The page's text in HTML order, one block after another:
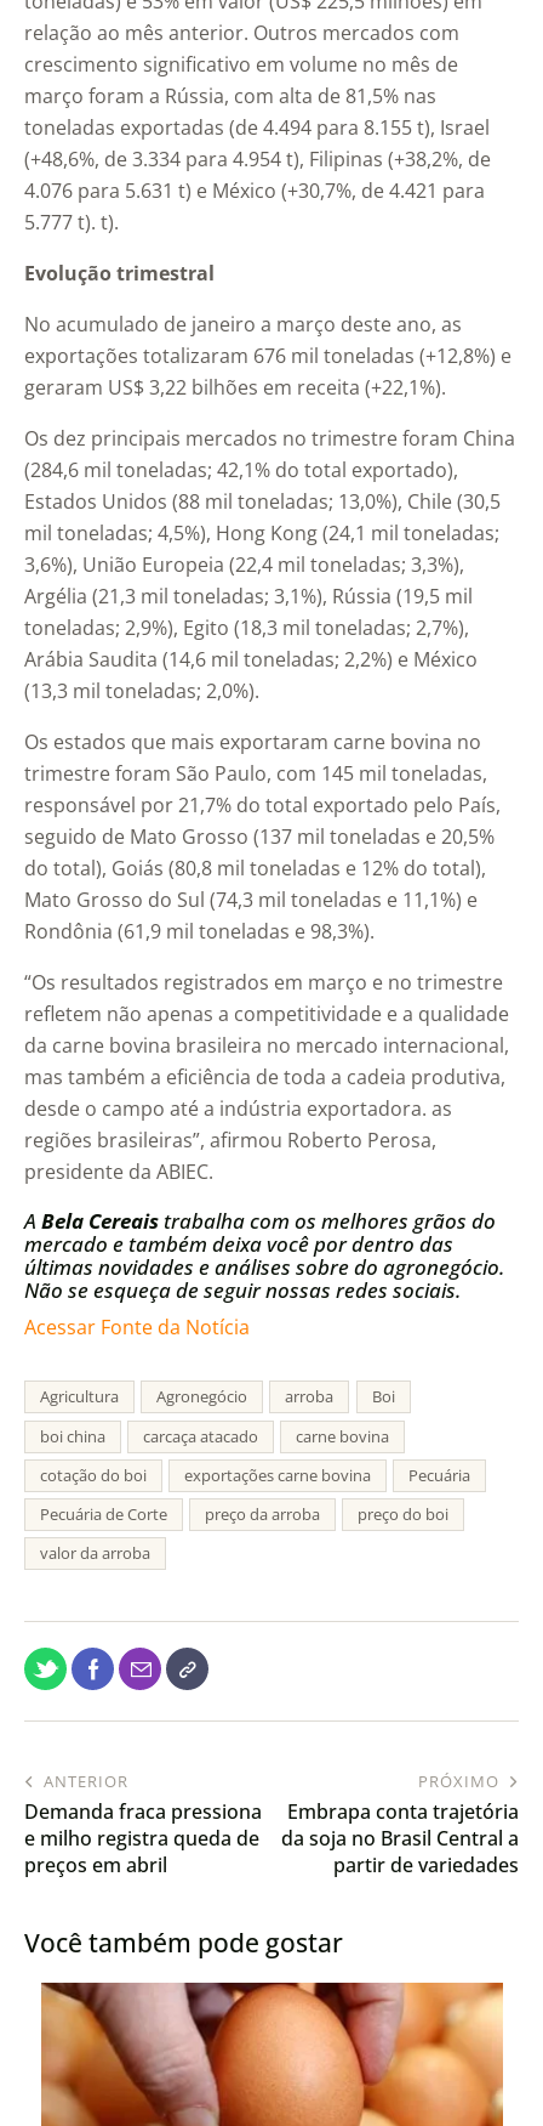
relação ao mês anterior. Outros mercados com
crescimento significativo em volume no mês de
março foram a Rússia, com alta de 81,5% nas
toneladas exportadas (de 4.494 para 8.155 t), Israel
(+48,6%, de 3.334 para 4.954 t), Filipinas (+38,2%, de
4.076 para 5.631 t) e México (+30,7%, de 4.421 para
5.777 t). t).
Evolução trimestral
No acumulado de janeiro a março deste ano, as
exportações totalizaram 676 mil toneladas (+12,8%) e
geraram US$ 3,22 bilhões em receita (+22,1%).
Os dez principais mercados no trimestre foram China
(284,6 mil toneladas; 42,1% do total exportado),
Estados Unidos (88 mil toneladas; 13,0%), Chile (30,5
mil toneladas; 4,5%), Hong Kong (24,1 mil toneladas;
3,6%), União Europeia (22,4 mil toneladas; 3,3%),
Argélia (21,3 mil toneladas; 3,1%), Rússia (19,5 mil
toneladas; 2,9%), Egito (18,3 mil toneladas; 2,7%),
Arábia Saudita (14,6 mil toneladas; 2,2%) e México
(13,3 mil toneladas; 2,0%).
Os estados que mais exportaram carne bovina no
trimestre foram São Paulo, com 145 mil toneladas,
responsável por 21,7% do total exportado pelo País,
seguido de Mato Grosso (137 mil toneladas e 20,5%
do total), Goiás (80,8 mil toneladas e 12% do total),
Mato Grosso do Sul (74,3 mil toneladas e 11,1%) e
Rondônia (61,9 mil toneladas e 98,3%).
“Os resultados registrados em março e no trimestre
refletem não apenas a competitividade e a qualidade
da carne bovina brasileira no mercado internacional,
mas também a eficiência de toda a cadeia produtiva,
desde o campo até a indústria exportadora. as
regiões brasileiras”, afirmou Roberto Perosa,
presidente da ABIEC.
A Bela Cereais trabalha com os melhores grãos do
mercado e também deixa você por dentro das
últimas novidades e análises sobre do agronegócio.
Não se esqueça de seguir nossas redes sociais.
Acessar Fonte da Notícia
Agricultura Agronegócio arroba
Boi
boi china
carcaça atacado
carne bovina
cotação do boi
exportações carne bovina
Pecuária
Pecuária de Corte
preço da arroba
preço do boi
valor da arroba
ANTERIOR
Demanda fraca pressiona
e milho registra queda de
preços em abril
PRÓXIMO
Embrapa conta trajetória
da soja no Brasil Central a
partir de variedades
Você também pode gostar